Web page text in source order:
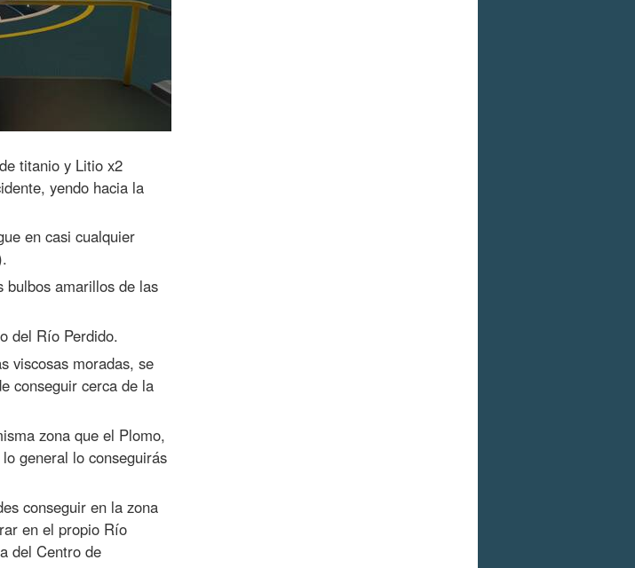
titanio y Litio x2
yendo hacia la
en casi cualquier
bulbos amarillos de las
del Río Perdido.
viscosas moradas, se
conseguir cerca de la
zona que el Plomo,
general lo conseguirás
conseguir en la zona
en el propio Río
del Centro de